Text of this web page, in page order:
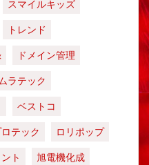
スマイルキッズ
トレンド
ドメイン管理
ラテック
ベストコ
テック
ロリポップ
ト
旭電機化成